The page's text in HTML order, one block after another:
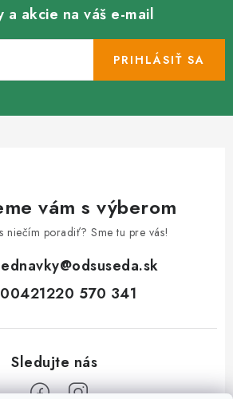
akcie na váš e-mail
PRIHLÁSIŤ SA
vám s výberom
niečím poradiť? Sme tu pre vás!
@odsuseda.sk
00421220 570 341